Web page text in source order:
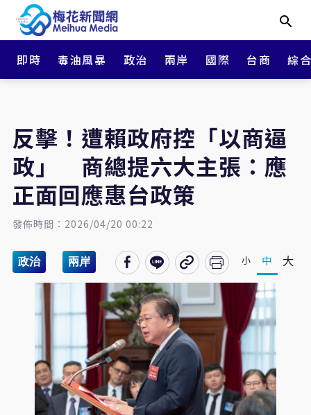
即時 毒油風暴 政治 兩岸 國際 台商 綜
反擊！遭賴政府控「以商逼
政」 商總提六大主張：應
正面回應惠台政策
發佈時間：2026/04/20 00:22
政治 兩岸 小 中 大